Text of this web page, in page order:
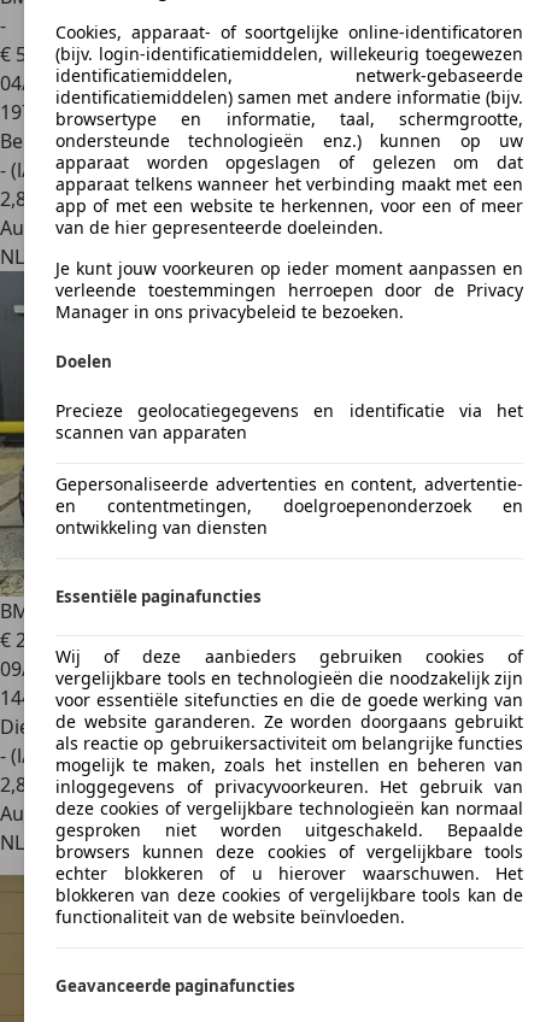
-
€ 5.490
04/2002
197.578 km
Benzine
- (l/100 km)
2,8
Autobedrijf
NL 7961 ED
Ruinerwold
BMW 7507-serie 750d xDrive Individual Edition M-PAKKET
€ 23.999
09/2014
144.264 km
Diesel
- (l/100 km)
2,8
Autobedrijf
NL 7602 PWAlmelo
Cookies, apparaat- of soortgelijke online-identificatoren
(bijv. login-identificatiemiddelen, willekeurig toegewezen
identificatiemiddelen, netwerk-gebaseerde
identificatiemiddelen) samen met andere informatie (bijv.
browsertype en informatie, taal, schermgrootte,
ondersteunde technologieën enz.) kunnen op uw
apparaat worden opgeslagen of gelezen om dat
apparaat telkens wanneer het verbinding maakt met een
app of met een website te herkennen, voor een of meer
van de hier gepresenteerde doeleinden.
Je kunt jouw voorkeuren op ieder moment aanpassen en
verleende toestemmingen herroepen door de Privacy
Manager in ons privacybeleid te bezoeken.
Doelen
Precieze geolocatiegegevens en identificatie via het
scannen van apparaten
Gepersonaliseerde advertenties en content, advertentie-
en contentmetingen, doelgroepenonderzoek en
ontwikkeling van diensten
Essentiële paginafuncties
Wij of deze aanbieders gebruiken cookies of
vergelijkbare tools en technologieën die noodzakelijk zijn
voor essentiële sitefuncties en die de goede werking van
de website garanderen. Ze worden doorgaans gebruikt
als reactie op gebruikersactiviteit om belangrijke functies
mogelijk te maken, zoals het instellen en beheren van
inloggegevens of privacyvoorkeuren. Het gebruik van
deze cookies of vergelijkbare technologieën kan normaal
gesproken niet worden uitgeschakeld. Bepaalde
browsers kunnen deze cookies of vergelijkbare tools
echter blokkeren of u hierover waarschuwen. Het
blokkeren van deze cookies of vergelijkbare tools kan de
functionaliteit van de website beïnvloeden.
Geavanceerde paginafuncties